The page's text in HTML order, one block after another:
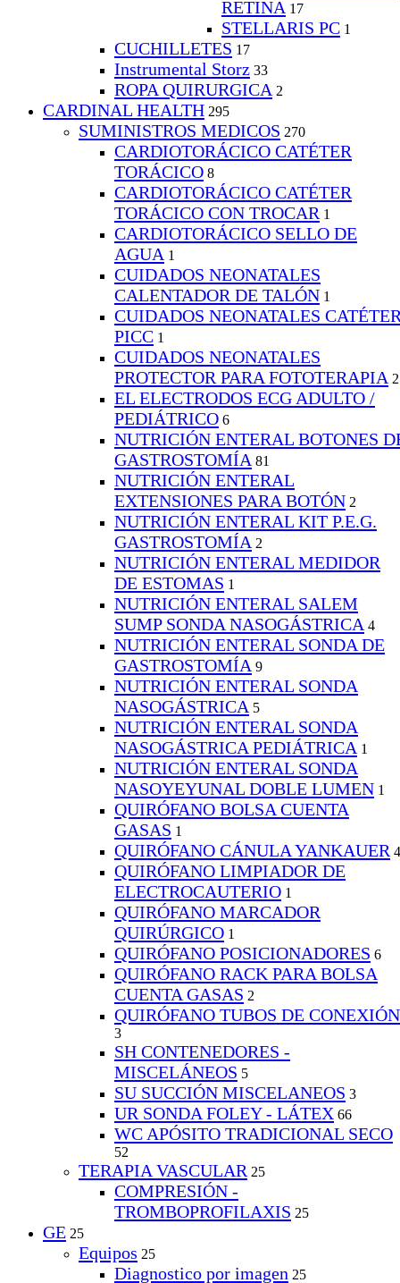
RETINA 17
STELLARIS PC 1
CUCHILLETES 17
Instrumental Storz 33
ROPA QUIRURGICA 2
CARDINAL HEALTH 295
SUMINISTROS MEDICOS 270
CARDIOTORÁCICO CATÉTER
TORÁCICO 8
CARDIOTORÁCICO CATÉTER
TORÁCICO CON TROCAR 1
CARDIOTORÁCICO SELLO DE
AGUA 1
CUIDADOS NEONATALES
CALENTADOR DE TALÓN 1
CUIDADOS NEONATALES
PICC 1
CUIDADOS NEONATALES
PROTECTOR PARA FOTOTERAPIA 2
EL ELECTRODOS ECG ADULTO /
PEDIÁTRICO 6
NUTRICIÓN ENTERAL BOTONES
GASTROSTOMÍA 81
NUTRICIÓN ENTERAL
EXTENSIONES PARA BOTÓN 2
NUTRICIÓN ENTERAL KIT P.E.G.
GASTROSTOMÍA 2
NUTRICIÓN ENTERAL MEDIDOR
DE ESTOMAS 1
NUTRICIÓN ENTERAL SALEM
SUMP SONDA NASOGÁSTRICA 4
NUTRICIÓN ENTERAL SONDA DE
GASTROSTOMÍA 9
NUTRICIÓN ENTERAL SONDA
NASOGÁSTRICA 5
NUTRICIÓN ENTERAL SONDA
NASOGÁSTRICA PEDIÁTRICA 1
NUTRICIÓN ENTERAL SONDA
NASOYEYUNAL DOBLE LUMEN 1
QUIRÓFANO BOLSA CUENTA
GASAS 1
QUIRÓFANO CÁNULA YANKAUER 4
QUIRÓFANO LIMPIADOR DE
ELECTROCAUTERIO 1
QUIRÓFANO MARCADOR
QUIRÚRGICO 1
QUIRÓFANO POSICIONADORES 6
QUIRÓFANO RACK PARA BOLSA
CUENTA GASAS 2
QUIRÓFANO TUBOS DE CONEXIÓN
3
SH CONTENEDORES -
MISCELÁNEOS 5
SU SUCCIÓN MISCELANEOS 3
UR SONDA FOLEY - LÁTEX 66
WC APÓSITO TRADICIONAL SECO
52
TERAPIA VASCULAR 25
COMPRESIÓN -
TROMBOPROFILAXIS 25
GE 25
Equipos 25
Diagnostico por imagen 25